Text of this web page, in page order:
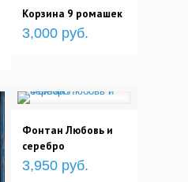
Корзина 9 ромашек
3,000 руб.
Фонтан Любовь и
серебро
3,950 руб.